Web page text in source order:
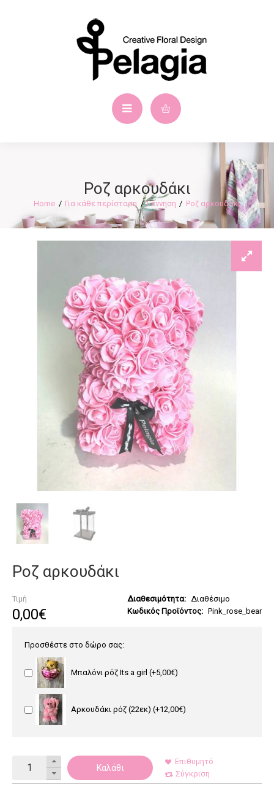
Ροζ αρκουδάκι
Για κάθε περίσταση Γέννηση Ροζ αρκουδάκι
Ροζ αρκουδάκι
Τιμή
0,00€
Διαθεσιμότητα: Διαθέσιμο
Κωδικός Προϊόντος: Pink_rose_bear
Προσθέστε στο δώρο σας:
Μπαλόνι ρόζ Its a girl(+5,00€)
Αρκουδάκι ρόζ (22εκ)(+12,00€)
Καλάθι
Επιθυμητό
Σύγκριση